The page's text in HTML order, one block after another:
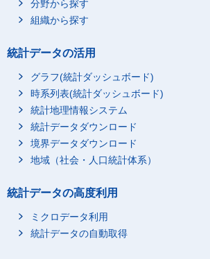
分野から探す
組織から探す
統計データの活用
グラフ(統計ダッシュボード)
時系列表(統計ダッシュボード)
統計地理情報システム
統計データダウンロード
境界データダウンロード
地域（社会・人口統計体系）
統計データの高度利用
ミクロデータ利用
統計データの自動取得